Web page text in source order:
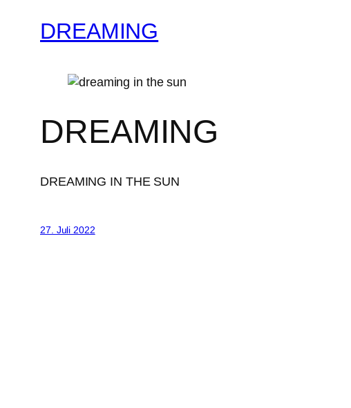
DREAMING
DREAMING
DREAMING IN THE SUN
27. Juli 2022